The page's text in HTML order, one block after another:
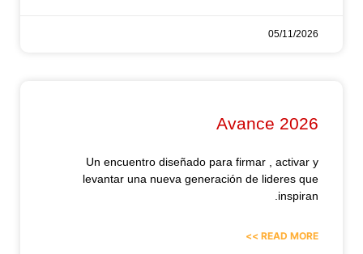
05/11/2026
Avance 2026
Un encuentro diseñado para firmar , activar y
levantar una nueva generación de lideres que
inspiran.
READ MORE >>